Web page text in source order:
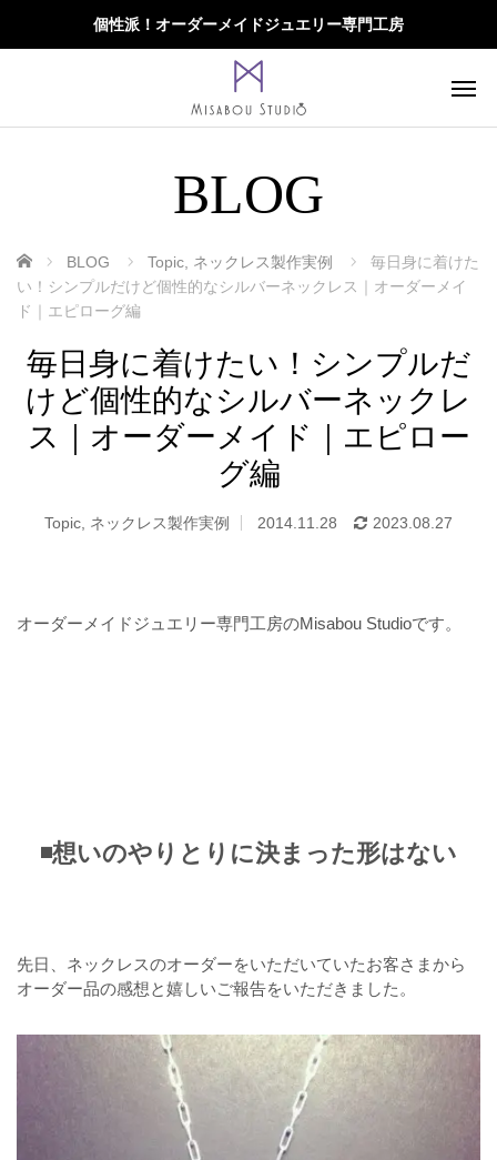
個性派！オーダーメイドジュエリー専門工房
BLOG
ホーム BLOG Topic, ネックレス製作実例
毎日身に着けた
い！シンプルだけど個性的なシルバーネックレス｜オーダーメイ
ド｜エピローグ編
毎日身に着けたい！シンプルだ
けど個性的なシルバーネックレ
ス｜オーダーメイド｜エピロー
グ編
Topic, ネックレス製作実例 2014.11.28 2023.08.27
オーダーメイドジュエリー専門工房のMisabou Studioです。
◾️想いのやりとりに決まった形はない
先日、ネックレスのオーダーをいただいていたお客さまから
オーダー品の感想と嬉しいご報告をいただきました。